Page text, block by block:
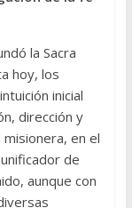
la Sacra
hoy, los
inicial
dirección y
misionera, en el
de
aunque con